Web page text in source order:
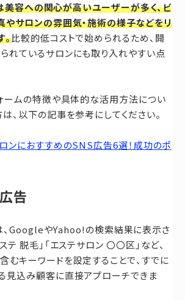
容への関心が高いユーザーが多く、ビ
やサロンの雰囲気・施術の様子などをリ
。比較的低コストで始められるため、開
れているサロンにも取り入れやすい点
ームの特徴や具体的な活用方法につい
、以下の記事を参考にしてください。
ンにおすすめのSNS広告6選！成功のポ
告
、GoogleやYahoo!の検索結果に表示さ
テ 脱毛」「エステサロン 〇〇区」など、
むキーワードを設定することで、すでに
見込み顧客に直接アプローチできま